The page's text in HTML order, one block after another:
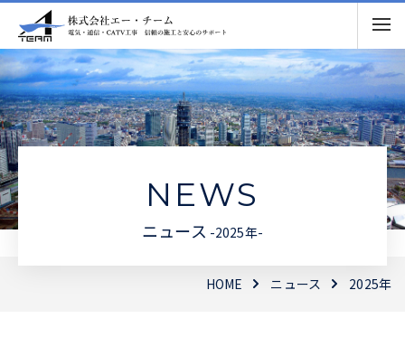
NEWS
ニュース -2025年-
HOME ニュース 2025年